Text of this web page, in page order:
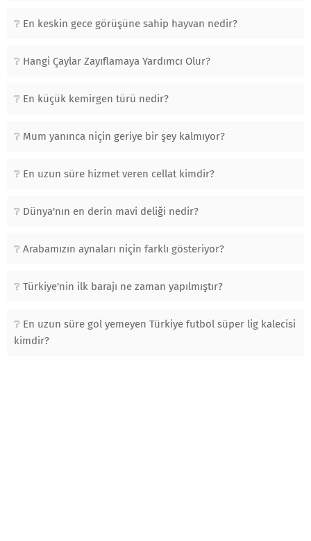
En keskin gece görüşüne sahip hayvan nedir?
Hangi Çaylar Zayıflamaya Yardımcı Olur?
En küçük kemirgen türü nedir?
Mum yanınca niçin geriye bir şey kalmıyor?
En uzun süre hizmet veren cellat kimdir?
Dünya'nın en derin mavi deliği nedir?
Arabamızın aynaları niçin farklı gösteriyor?
Türkiye'nin ilk barajı ne zaman yapılmıştır?
En uzun süre gol yemeyen Türkiye futbol süper lig kalecisi
kimdir?